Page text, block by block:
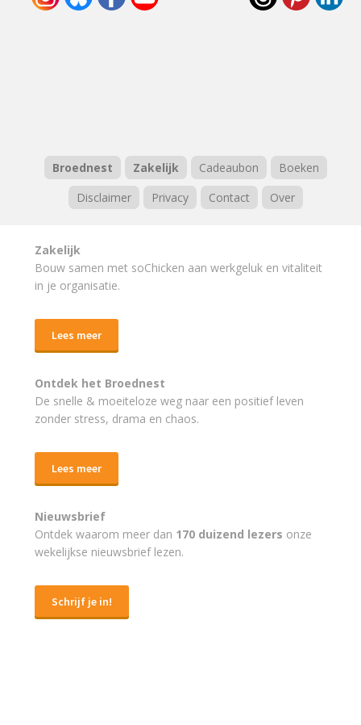
Broednest Zakelijk Cadeaubon
Boeken
Disclaimer
Privacy Contact Over
Zakelijk
Bouw samen met soChicken aan werkgeluk en vitaliteit
in je organisatie.
Lees meer
Ontdek het Broednest
De snelle & moeiteloze weg naar een positief leven
zonder stress, drama en chaos.
Lees meer
Nieuwsbrief
Ontdek waarom meer dan 170 duizend lezers onze
wekelijkse nieuwsbrief lezen.
Schrijf je in!